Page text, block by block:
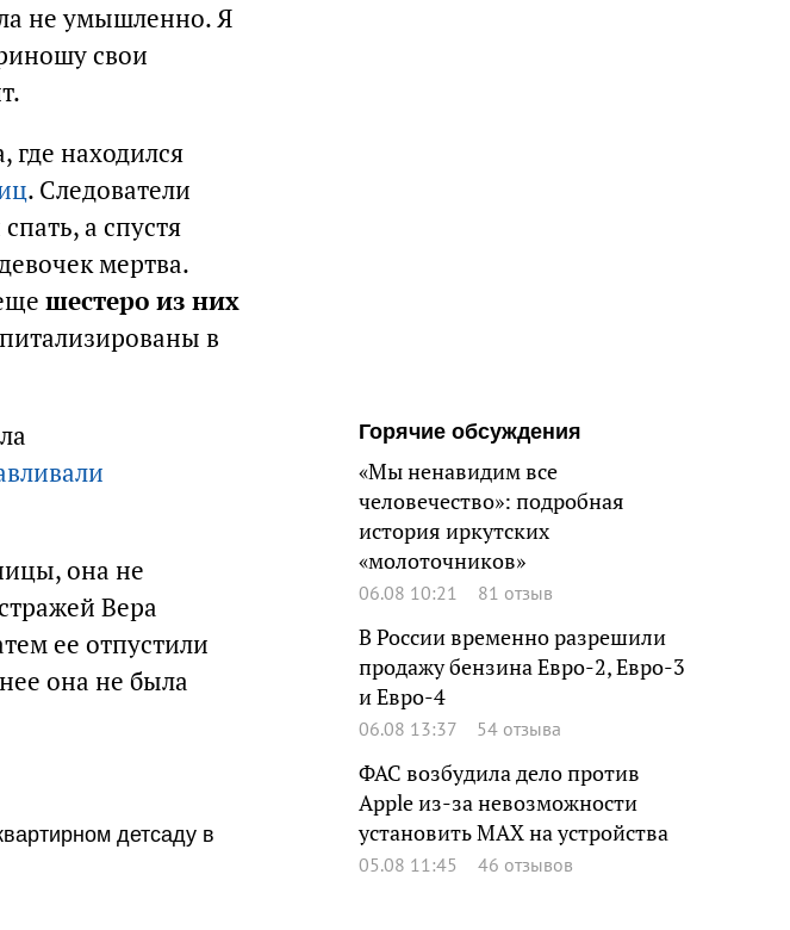
не умышленно. Я
свои
где находился
. Следователи
а спустя
мертва.
шестеро из них
в
она не
Вера
ее отпустили
она не была
детсаду в
Горячие обсуждения
«Мы ненавидим все
человечество»: подробная
история иркутских
«молоточников»
06.08 10:21 81 отзыв
В России временно разрешили
продажу бензина Евро-2, Евро-3
и Евро-4
06.08 13:37 54 отзыва
ФАС возбудила дело против
Apple из-за невозможности
установить MAX на устройства
05.08 11:45 46 отзывов